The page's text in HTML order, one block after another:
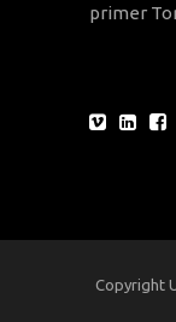
primer
Copyright